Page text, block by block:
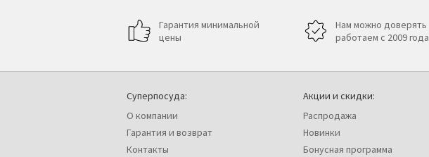
Гарантия минимальной
цены
Нам можно доверять
работаем с 2009 года
Суперпосуда:
О компании
Гарантия и возврат
Контакты
Акции и скидки:
Распродажа
Новинки
Бонусная программа